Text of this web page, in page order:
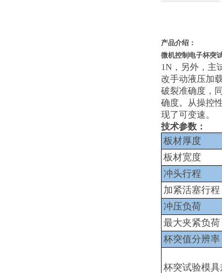
产品介绍：
微机控制电子杯突
1N，另外，主
改手动液压加
破裂准确度，
确度。从操控
现了可变速。
技术参数：
板材厚度
板材宽度
冲头行程
加紧活塞行程
冲压负荷
最大夹紧负荷
杯突值分辨率
杯突试验模